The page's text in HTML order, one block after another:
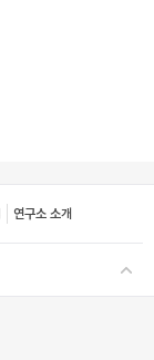
연구소 소개